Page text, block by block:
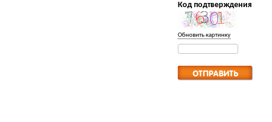
Код подтверждения
Обновить картинку